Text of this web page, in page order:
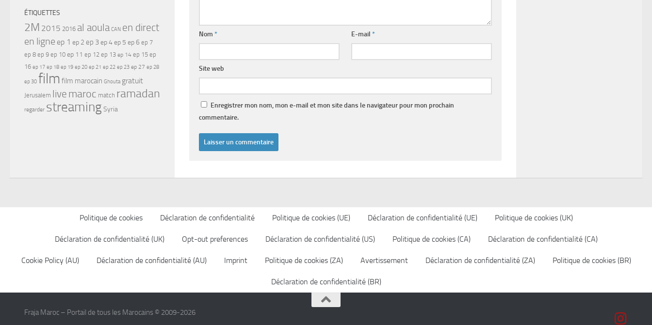
Nom * E-mail*
Site web
Enregistrer mon nom, mon e-mail et mon site dans le navigateur pour mon prochain
commentaire.
ÉTIQUETTES
2M 2015 2016 al aoula CAN en direct
en ligne ep 1 ep 2 ep 3ep 4ep 5 ep 6 ep 7
ep 8 ep 9 ep 10 ep 11 ep 12 ep 13 ep 14 ep 15 ep
16 ep 17 ep 18 ep 19 ep 20 ep 21 ep 22 ep 23 ep 27 ep 28
ep 30 film film marocain Ghouta gratuit
Jerusalem live maroc match ramadan
regarder streamingSyria
Politique de cookies Déclaration de confidentialité Politique de cookies (UE) Déclaration de confidentialité (UE) Politique de cookies (UK)
Déclaration de confidentialité (UK) Opt-out preferences Déclaration de confidentialité (US) Politique de cookies (CA) Déclaration de confidentialité (CA)
Cookie Policy (AU) Déclaration de confidentialité (AU) Imprint Politique de cookies (ZA) Avertissement Déclaration de confidentialité (ZA) Politique de cookies (BR)
Déclaration de confidentialité (BR)
Fraja Maroc – Portail de tous les Marocains © 2009-2026